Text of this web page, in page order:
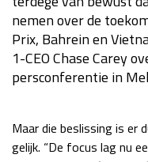
GP MEXICO 2026
Kwalificatie
Race
Race
nemen over de
Prix, Bahrein en
1-CEO Chase Carey
persconferentie in
Maar die beslissing is er
gelijk. “De focus lag nu